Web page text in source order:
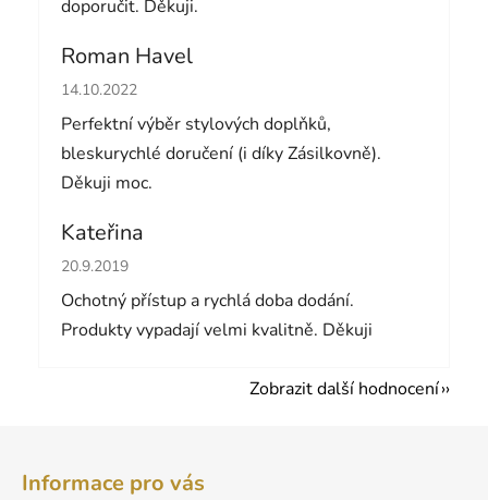
doporučit. Děkuji.
Roman Havel
Hodnocení obchodu je 5 z 5 hvězdiček.
14.10.2022
Perfektní výběr stylových doplňků,
bleskurychlé doručení (i díky Zásilkovně).
Děkuji moc.
Kateřina
Hodnocení obchodu je 5 z 5 hvězdiček.
20.9.2019
Ochotný přístup a rychlá doba dodání.
Produkty vypadají velmi kvalitně. Děkuji
Zobrazit další hodnocení
Informace pro vás